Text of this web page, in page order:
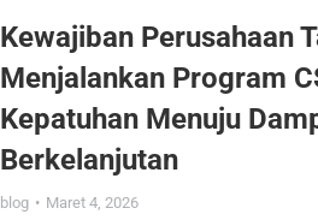
Kewajiban Perusahaan
Menjalankan Program
Kepatuhan Menuju
Berkelanjutan
blog Maret 4, 2026